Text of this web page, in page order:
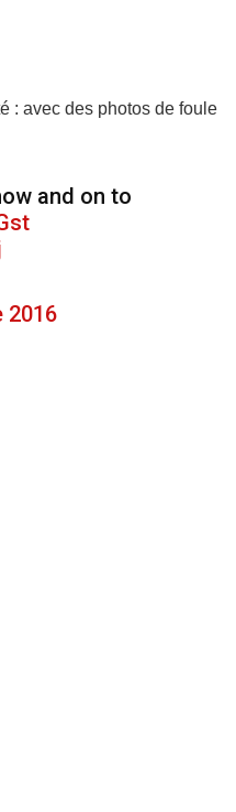
: avec des photos de foule
and on to
2016